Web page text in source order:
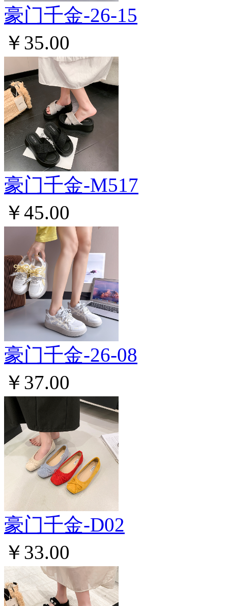
豪门千金-26-15
￥35.00
豪门千金-M517
￥45.00
豪门千金-26-08
￥37.00
豪门千金-D02
￥33.00